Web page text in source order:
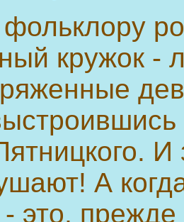
кружок -
А
это, прежде